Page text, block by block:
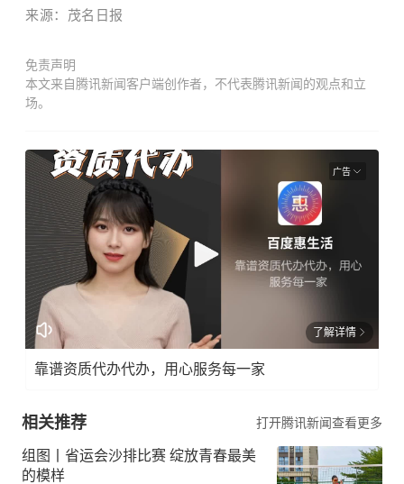
来源： 茂名日报
免责声明
本文来自腾讯新闻客户端创作者，不代表腾讯新闻的观点和立
场。
广告
了解详情
靠谱资质代办代办，用心服务每一家
相关推荐 打开腾讯新闻查看更多
组图丨省运会沙排比赛 绽放青春最美
的模样